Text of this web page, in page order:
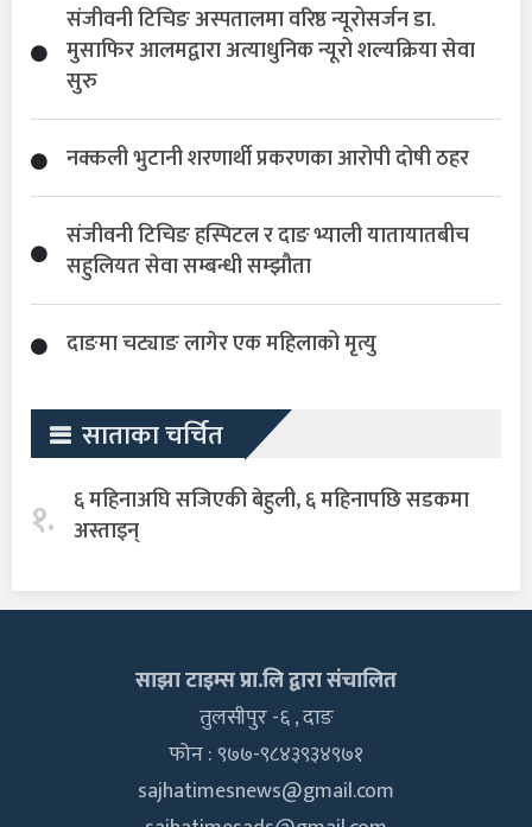
संजीवनी टिचिङ अस्पतालमा वरिष्ठ न्यूरोसर्जन डा.
मुसाफिर आलमद्वारा अत्याधुनिक न्यूरो शल्यक्रिया सेवा
सुरु
नक्कली भुटानी शरणार्थी प्रकरणका आरोपी दोषी ठहर
संजीवनी टिचिङ हस्पिटल र दाङ भ्याली यातायातबीच
सहुलियत सेवा सम्बन्धी सम्झौता
दाङमा चट्याङ लागेर एक महिलाको मृत्यु
साताका चर्चित
१. ६ महिनाअघि सजिएकी बेहुली, ६ महिनापछि सडकमा
अस्ताइन्
साझा टाइम्स प्रा.लि द्वारा संचालित
तुलसीपुर -६ , दाङ
फोन : ९७७-९८४३९३४९७१
sajhatimesnews@gmail.com